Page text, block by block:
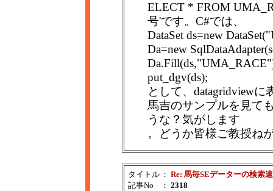
ELECT * FROM
号'です。C#では、
DataSet ds=new
Da=new
put_dgv(ds);
として、datagridviewに
馬吉のサンプルを見て
うな？気がします
。どうか皆様ご教授ね
タイトル ： Re: 馬毎SEデーターの検索
記事No
： 2318